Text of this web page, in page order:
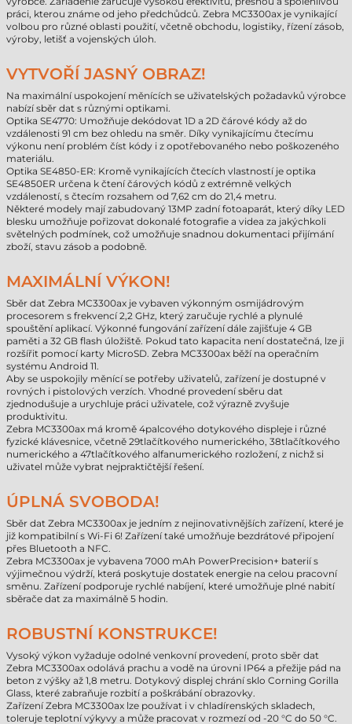
práci, kterou známe od jeho předchůdců. Zebra MC3300ax je vynikající
volbou pro různé oblasti použití, včetně obchodu, logistiky, řízení zásob,
výroby, letišť a vojenských úloh.
VYTVOŘÍ JASNÝ OBRAZ!
Na maximální uspokojení měnících se uživatelských požadavků výrobce
nabízí sběr dat s různými optikami.
Optika SE4770: Umožňuje dekódovat 1D a 2D čárové kódy až do
vzdálenosti 91 cm bez ohledu na směr. Díky vynikajícímu čtecímu
výkonu není problém číst kódy i z opotřebovaného nebo poškozeného
materiálu.
Optika SE4850-ER: Kromě vynikajících čtecích vlastností je optika
SE4850ER určena k čtení čárových kódů z extrémně velkých
vzdáleností, s čtecím rozsahem od 7,62 cm do 21,4 metru.
Některé modely mají zabudovaný 13MP zadní fotoaparát, který díky LED
blesku umožňuje pořizovat dokonalé fotografie a videa za jakýchkoli
světelných podmínek, což umožňuje snadnou dokumentaci přijímání
zboží, stavu zásob a podobně.
MAXIMÁLNÍ VÝKON!
Sběr dat Zebra MC3300ax je vybaven výkonným osmijádrovým
procesorem s frekvencí 2,2 GHz, který zaručuje rychlé a plynulé
spouštění aplikací. Výkonné fungování zařízení dále zajišťuje 4 GB
paměti a 32 GB flash úložiště. Pokud tato kapacita není dostatečná, lze ji
rozšířit pomocí karty MicroSD. Zebra MC3300ax běží na operačním
systému Android 11.
Aby se uspokojily měnící se potřeby uživatelů, zařízení je dostupné v
rovných i pistolových verzích. Vhodné provedení sběru dat
zjednodušuje a urychluje práci uživatele, což výrazně zvyšuje
produktivitu.
Zebra MC3300ax má kromě 4palcového dotykového displeje i různé
fyzické klávesnice, včetně 29tlačítkového numerického, 38tlačítkového
numerického a 47tlačítkového alfanumerického rozložení, z nichž si
uživatel může vybrat nejpraktičtější řešení.
ÚPLNÁ SVOBODA!
Sběr dat Zebra MC3300ax je jedním z nejinovativnějších zařízení, které je
již kompatibilní s Wi-Fi 6! Zařízení také umožňuje bezdrátové připojení
přes Bluetooth a NFC.
Zebra MC3300ax je vybavena 7000 mAh PowerPrecision+ baterií s
výjimečnou výdrží, která poskytuje dostatek energie na celou pracovní
směnu. Zařízení podporuje rychlé nabíjení, které umožňuje plné nabití
sběrače dat za maximálně 5 hodin.
ROBUSTNÍ KONSTRUKCE!
Vysoký výkon vyžaduje odolné venkovní provedení, proto sběr dat
Zebra MC3300ax odolává prachu a vodě na úrovni IP64 a přežije pád na
beton z výšky až 1,8 metru. Dotykový displej chrání sklo Corning Gorilla
Glass, které zabraňuje rozbití a poškrábání obrazovky.
Zařízení Zebra MC3300ax lze používat i v chladírenských skladech,
toleruje teplotní výkyvy a může pracovat v rozmezí od -20 °C do 50 °C.